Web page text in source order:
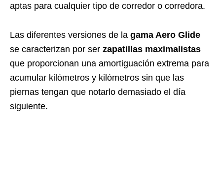
aptas para cualquier tipo de corredor o corredora.
Las diferentes versiones de la gama Aero Glide
se caracterizan por ser zapatillas maximalistas
que proporcionan una amortiguación extrema para
acumular kilómetros y kilómetros sin que las
piernas tengan que notarlo demasiado el día
siguiente.